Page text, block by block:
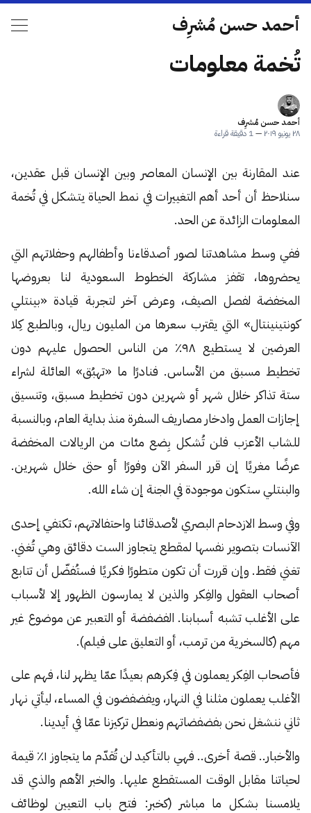
أحمد حسن مُشرِف
تُخمة معلومات
أحمد حسن مُشرِف
٢٨ يونيو ٢٠١٩
—1 دقيقة قراءة
عند المقارنة بين الإنسان المعاصر وبين الإنسان قبل عقدين،
سنلاحظ أن أحد أهم التغييرات في نمط الحياة يتشكل في تُخمة
المعلومات الزائدة عن الحد.
ففي وسط مشاهدتنا لصور أصدقاءنا وأطفالهم وحفلاتهم التي
يحضروها، تقفز مشاركة الخطوط السعودية لنا بعروضها
المخفضة لفصل الصيف، وعرض آخر لتجربة قيادة «بينتلي
كونتينينتال» التي يقترب سعرها من المليون ريال، وبالطبع كِلا
العرضين لا يستطيع ٩٨٪ من الناس الحصول عليهم دون
تخطيط مسبق من الأساس. فنادرًا ما «تهبُق» العائلة لشراء
ستة تذاكر خلال شهر أو شهرين دون تخطيط مسبق، وتنسيق
إجازات العمل وادخار مصاريف السفرة منذ بداية العام، وبالنسبة
للشاب الأعزب فلن تُشكل بِضع مئات من الريالات المخفضة
عرضًا مغريًا إن قرر السفر الآن وفورًا أو حتى خلال شهرين.
والبنتلي ستكون موجودة في الجنة إن شاء الله.
وفي وسط الازدحام البصري لأصدقائنا واحتفالاتهم، تكتفي إحدى
الآنسات بتصوير نفسها لمقطع يتجاوز الست دقائق وهي تُغني.
تغني فقط. وإن قررت أن تكون متطورًا فكريًا فستُفضّل أن تتابع
أصحاب العقول والفِكر والذين لا يمارسون الظهور إلا لأسباب
على الأغلب تشبه أسبابنا. الفضفضة أو التعبير عن موضوع غير
مهم (كالسخرية من ترمب، أو التعليق على فيلم).
فأصحاب الفِكر يعملون في فِكرهم بعيدًا عمّا يظهر لنا، فهم على
الأغلب يعملون مثلنا في النهار، ويفضفضون في المساء، ليأتي نهار
ثاني ننشغل نحن بفضفضاتهم ونعطل تركيزنا عمّا في أيدينا.
والأخبار.. قصة أخرى.. فهي بالتأكيد لن تُقدّم ما يتجاوز ١٪ قيمة
لحياتنا مقابل الوقت المستقطع عليها. والخبر الأهم والذي قد
يلامسنا بشكل ما مباشر (كخبر: فتح باب التعيين لوظائف